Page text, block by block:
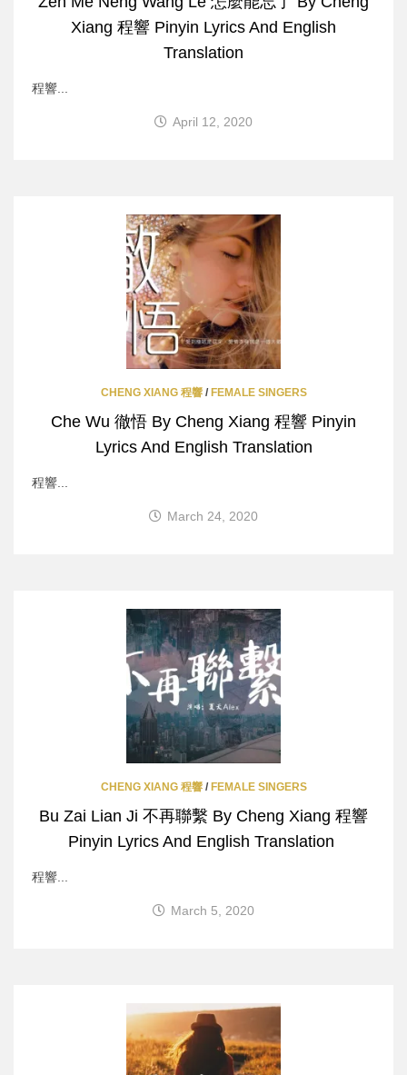
Xiang 程響 Pinyin Lyrics And English
Translation
程響...
April 12, 2020
CHENG XIANG 程響/ FEMALE SINGERS
Che Wu 徹悟 By Cheng Xiang 程響 Pinyin
Lyrics And English Translation
程響...
March 24, 2020
CHENG XIANG 程響/ FEMALE SINGERS
Bu Zai Lian Ji 不再聯繫 By Cheng Xiang 程響
Pinyin Lyrics And English Translation
程響...
March 5, 2020